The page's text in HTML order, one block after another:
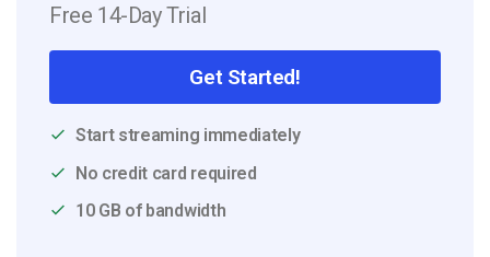
Free 14-Day Trial
Get Started!
Start streaming immediately
No credit card required
10 GB of bandwidth